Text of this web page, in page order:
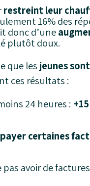
restreint leur
16% des
donc d’une
plutôt doux.
que les jeunes
ces résultats :
24 heures :
certaines
avoir de